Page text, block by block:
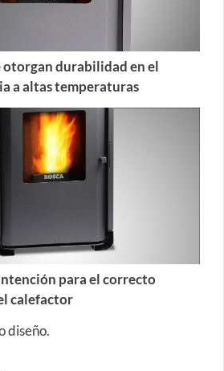
otorgan durabilidad en el
a altas temperaturas
para el correcto
calefactor
diseño.